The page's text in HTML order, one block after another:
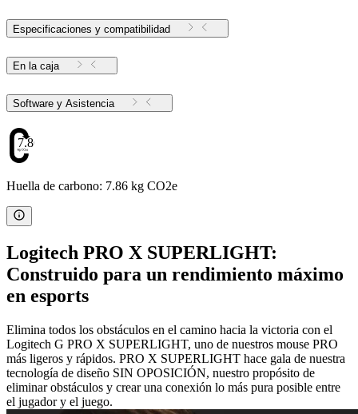
Especificaciones y compatibilidad
En la caja
Software y Asistencia
7.86
Huella de carbono: 7.86 kg CO2e
Logitech PRO X SUPERLIGHT:
Construido para un rendimiento máximo
en esports
Elimina todos los obstáculos en el camino hacia la victoria con el
Logitech G PRO X SUPERLIGHT, uno de nuestros mouse PRO
más ligeros y rápidos. PRO X SUPERLIGHT hace gala de nuestra
tecnología de diseño SIN OPOSICIÓN, nuestro propósito de
eliminar obstáculos y crear una conexión lo más pura posible entre
el jugador y el juego.